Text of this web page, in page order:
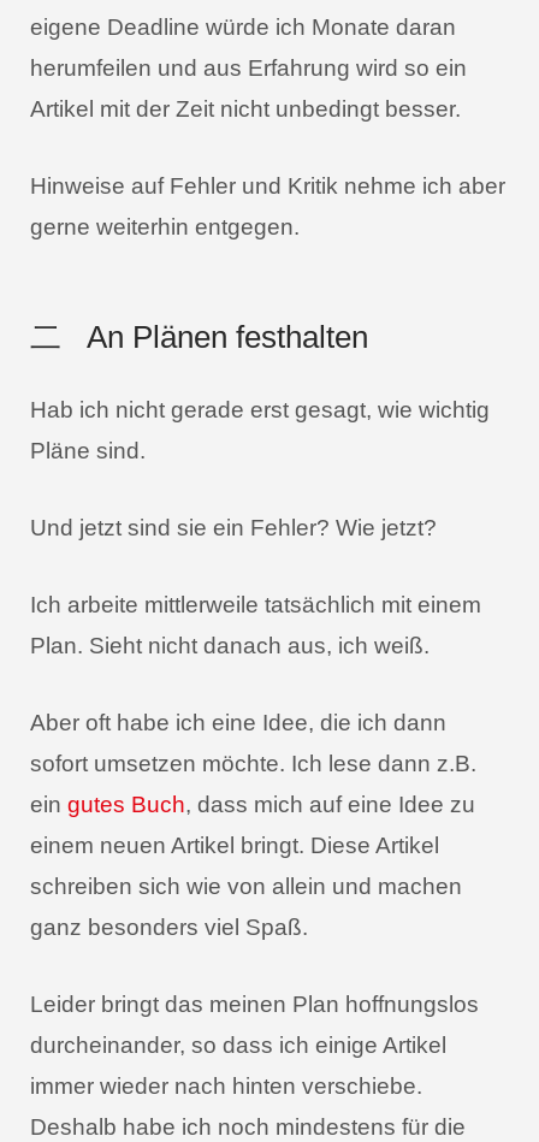
eigene Deadline würde ich Monate daran
herumfeilen und aus Erfahrung wird so ein
Artikel mit der Zeit nicht unbedingt besser.
Hinweise auf Fehler und Kritik nehme ich aber
gerne weiterhin entgegen.
二 An Plänen festhalten
Hab ich nicht gerade erst gesagt, wie wichtig
Pläne sind.
Und jetzt sind sie ein Fehler? Wie jetzt?
Ich arbeite mittlerweile tatsächlich mit einem
Plan. Sieht nicht danach aus, ich weiß.
Aber oft habe ich eine Idee, die ich dann
sofort umsetzen möchte. Ich lese dann z.B.
ein gutes Buch, dass mich auf eine Idee zu
einem neuen Artikel bringt. Diese Artikel
schreiben sich wie von allein und machen
ganz besonders viel Spaß.
Leider bringt das meinen Plan hoffnungslos
durcheinander, so dass ich einige Artikel
immer wieder nach hinten verschiebe.
Deshalb habe ich noch mindestens für die